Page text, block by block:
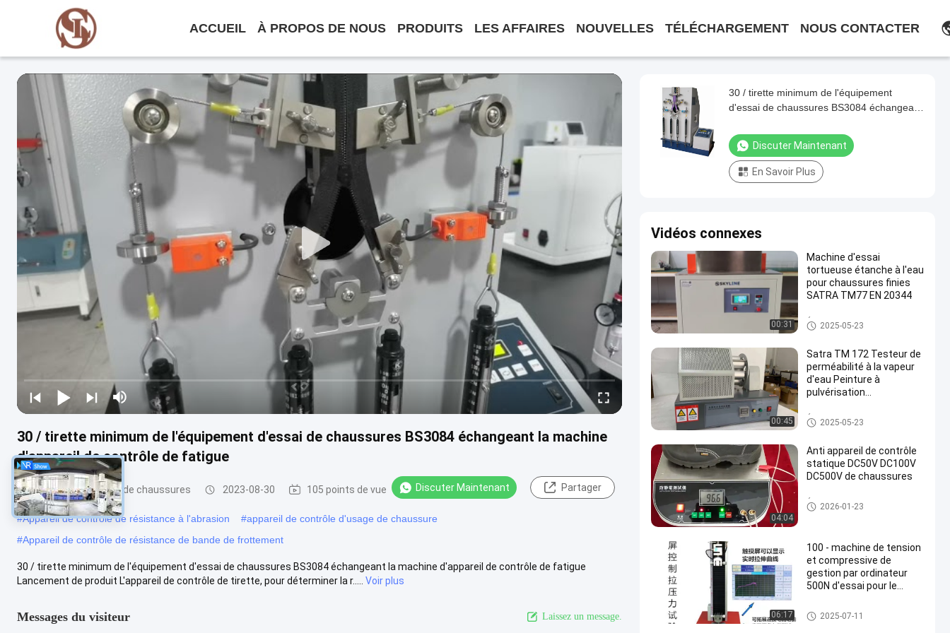
ACCUEIL À PROPOS DE NOUS PRODUITS LES AFFAIRES NOUVELLES TÉLÉCHARGEMENT NOUS CONTACTER
30 / tirette minimum de l'équipement d'essai de chaussures BS3084 échangeant la machine
d'appareil de contrôle de fatigue
Équipement d'essai de chaussures 2023-08-30 105 points de vue Discuter Maintenant Partager
#Appareil de contrôle de résistance à l'abrasion #appareil de contrôle d'usage de chaussure
#Appareil de contrôle de résistance de bande de frottement
30 / tirette minimum de l'équipement d'essai de chaussures BS3084 échangeant la machine d'appareil de contrôle de fatigue
Lancement de produit L'appareil de contrôle de tirette, pour déterminer la r.....
Voir plus
Messages du visiteur Laissez un message.
30 / tirette minimum de l'équipement
d'essai de chaussures BS3084 échangeant
fatigue
Discuter Maintenant
En Savoir Plus
Vidéos connexes
00:31
Machine d'essai
tortueuse étanche à l'eau
pour chaussures finies
SATRA TM77 EN 20344
Équipement d'essai de chaus
sures
2025-05-23
00:45
Satra TM 172 Testeur de
perméabilité à la vapeur
d'eau Peinture à
pulvérisation
Équipement de test
2025-05-23
04:04
Anti appareil de contrôle
statique DC50V DC100V
DC500V de chaussures
Équipement d'essai de chaus
sures
2026-01-23
06:17
100 - machine de tension
et compressive de
gestion par ordinateur
500N d'essai pour le
équipement d'essai en laborat
oire
2025-07-11